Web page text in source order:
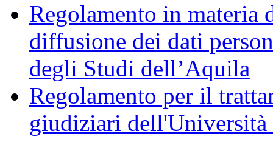
Regolamento in materia
diffusione dei dati
degli Studi dell’Aquila
Regolamento per il
giudiziari